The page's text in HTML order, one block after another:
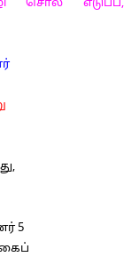
சொல் எடுப்ப,
5